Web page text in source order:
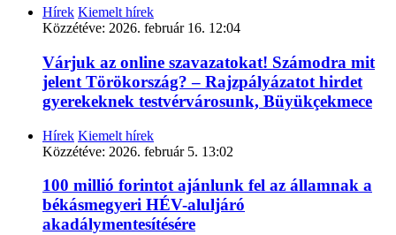
Hírek Kiemelt hírek
Közzétéve: 2026. február 16. 12:04
Várjuk az online szavazatokat! Számodra mit
jelent Törökország? – Rajzpályázatot hirdet
gyerekeknek testvérvárosunk, Büyükçekmece
Hírek Kiemelt hírek
Közzétéve: 2026. február 5. 13:02
100 millió forintot ajánlunk fel az államnak a
békásmegyeri HÉV-aluljáró
akadálymentesítésére